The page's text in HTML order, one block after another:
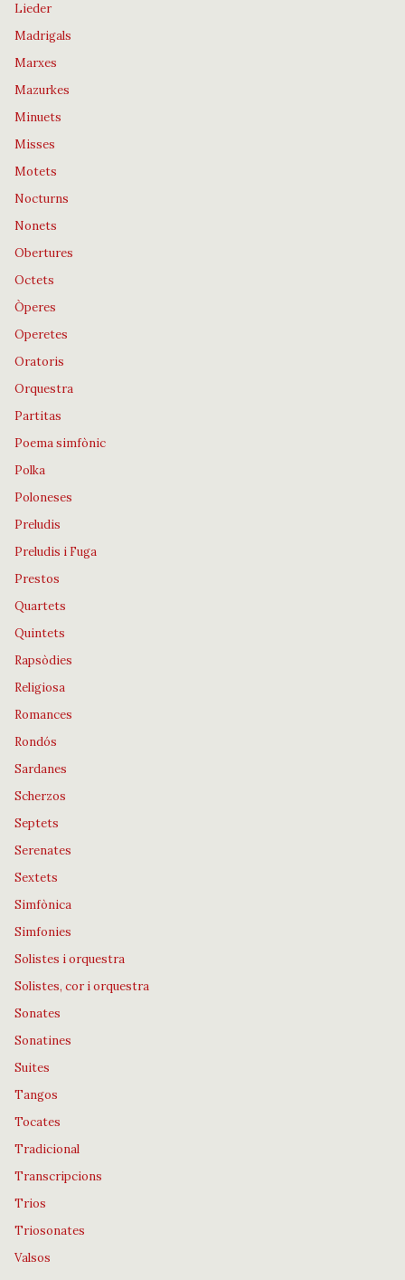
Lieder
Madrigals
Marxes
Mazurkes
Minuets
Misses
Motets
Nocturns
Nonets
Obertures
Octets
Òperes
Operetes
Oratoris
Orquestra
Partitas
Poema simfònic
Polka
Poloneses
Preludis
Preludis i Fuga
Prestos
Quartets
Quintets
Rapsòdies
Religiosa
Romances
Rondós
Sardanes
Scherzos
Septets
Serenates
Sextets
Simfònica
Simfonies
Solistes i orquestra
Solistes, cor i orquestra
Sonates
Sonatines
Suites
Tangos
Tocates
Tradicional
Transcripcions
Trios
Triosonates
Valsos